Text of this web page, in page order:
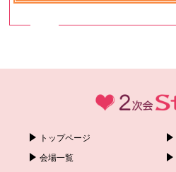
トップページ
会場一覧